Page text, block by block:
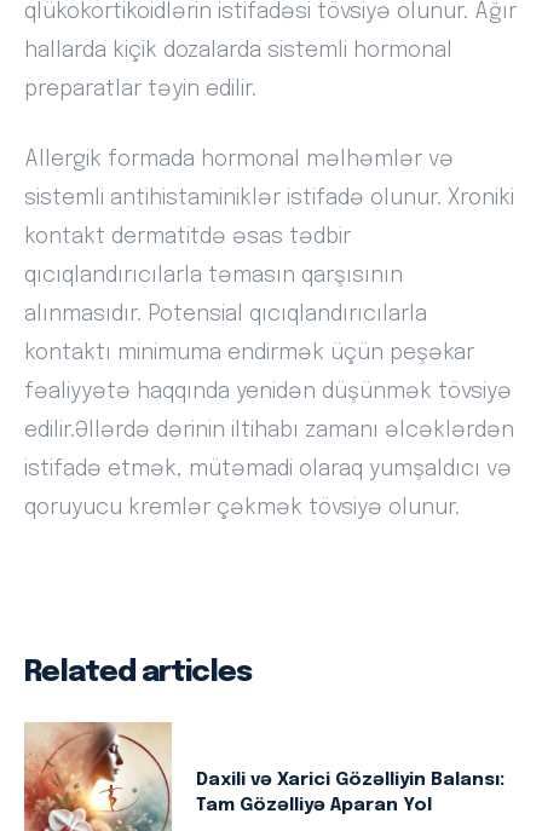
qlükokortikoidlərin istifadəsi tövsiyə olunur. Ağır
hallarda kiçik dozalarda sistemli hormonal
preparatlar təyin edilir.
Allergik formada hormonal məlhəmlər və
sistemli antihistaminiklər istifadə olunur. Xroniki
kontakt dermatitdə əsas tədbir
qıcıqlandırıcılarla təmasın qarşısının
alınmasıdır. Potensial qıcıqlandırıcılarla
kontaktı minimuma endirmək üçün peşəkar
fəaliyyətə haqqında yenidən düşünmək tövsiyə
edilir.Əllərdə dərinin iltihabı zamanı əlcəklərdən
istifadə etmək, mütəmadi olaraq yumşaldıcı və
qoruyucu kremlər çəkmək tövsiyə olunur.
Related articles
Daxili və Xarici Gözəlliyin Balansı:
Tam Gözəlliyə Aparan Yol